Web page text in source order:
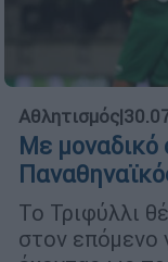
Αθλητισμός|
Με μοναδικό
Το Τριφύλλι
στον επόμενο